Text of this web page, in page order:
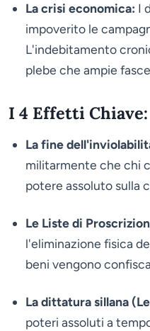
La crisi economica: I
impoverito le
L'indebitamento
plebe che ampie
I 4 Effetti Chiave:
La fine
militarmente che chi
potere assoluto sulla
Le Liste di
l'eliminazione fisica
beni vengono
La dittatura sillana
poteri assoluti a